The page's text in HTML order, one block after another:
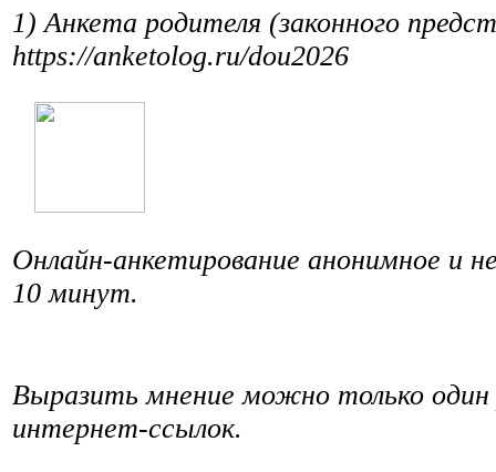
1) Анкета родителя (законного
https://anketolog.ru/dou2026
Онлайн-анкетирование анонимное и
10 минут.
Выразить мнение можно только один
интернет-ссылок.